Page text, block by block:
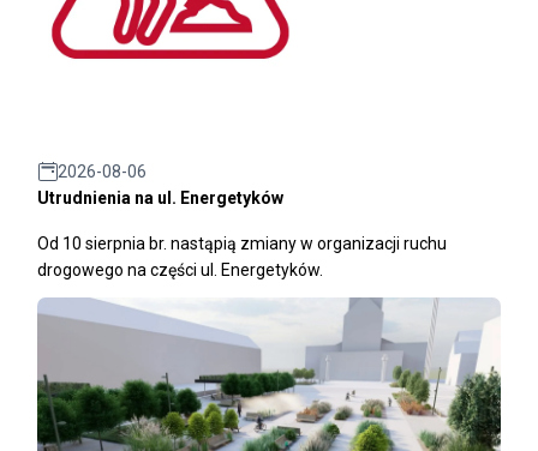
2026-08-06
Utrudnienia na ul. Energetyków
Od 10 sierpnia br. nastąpią zmiany w organizacji ruchu
drogowego na części ul. Energetyków.